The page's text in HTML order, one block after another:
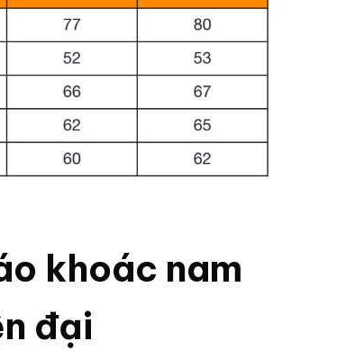
khoác nam
đại